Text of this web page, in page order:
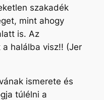
szakadék
mint ahogy
is. Az
halálba visz!! (Jer
ismerete és
túlélni a